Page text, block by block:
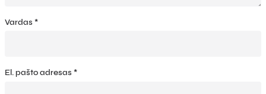
Vardas *
El. pašto adresas *